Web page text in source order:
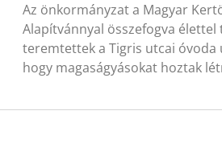
Az önkormányzat a Magyar
Alapítvánnyal összefogva
teremtettek a Tigris utcai óvoda
hogy magaságyásokat hoztak